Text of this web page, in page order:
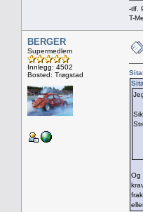
-tlf.
T-
BERGER
Supermedlem
Innlegg: 4502
Bosted: Trøgstad
Og